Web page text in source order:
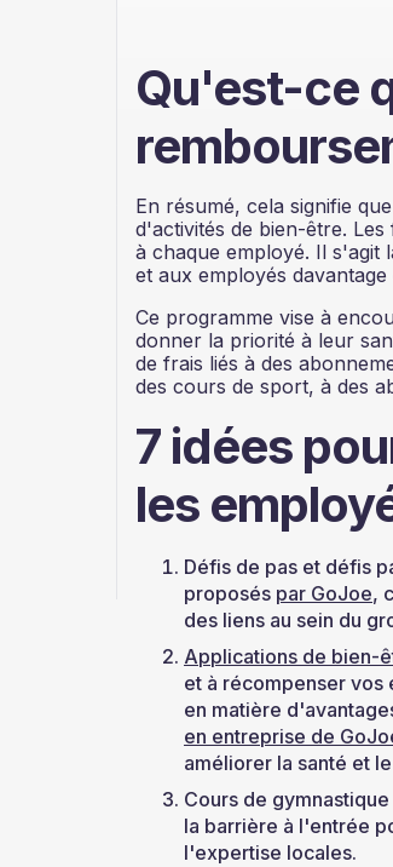
Qu'est-ce
En résumé, cela signifie
d'activités de bien-être.
à chaque employé. Il
et aux employés
Ce programme vise à
donner la priorité à leur
de frais liés à des
des cours de sport, à des
7 idées
les
Défis de pas et défis
proposés par GoJoe,
des liens au sein du
Applications de bien-
et à récompenser vos
en matière
en entreprise de
améliorer la santé et
Cours de
la barrière à l'entrée
l'expertise locales.